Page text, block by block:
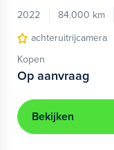
2022
84.000 km
achteruitrijcamera
Kopen
Op aanvraag
Bekijken